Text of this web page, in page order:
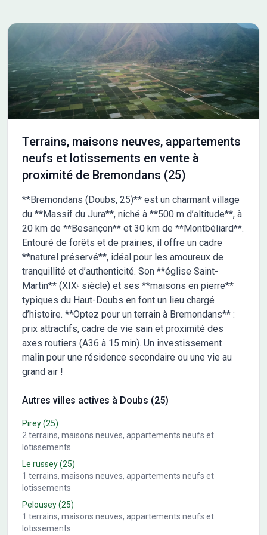
Terrains, maisons neuves, appartements
neufs et lotissements en vente à
proximité de Bremondans (25)
**Bremondans (Doubs, 25)** est un charmant village
du **Massif du Jura**, niché à **500 m d’altitude**, à
20 km de **Besançon** et 30 km de **Montbéliard**.
Entouré de forêts et de prairies, il offre un cadre
**naturel préservé**, idéal pour les amoureux de
tranquillité et d’authenticité. Son **église Saint-
Martin** (XIXᵉ siècle) et ses **maisons en pierre**
typiques du Haut-Doubs en font un lieu chargé
d’histoire. **Optez pour un terrain à Bremondans** :
prix attractifs, cadre de vie sain et proximité des
axes routiers (A36 à 15 min). Un investissement
malin pour une résidence secondaire ou une vie au
grand air !
Autres villes actives à Doubs (25)
Pirey(25)
2 terrains, maisons neuves, appartements neufs et
lotissements
Le russey(25)
1 terrains, maisons neuves, appartements neufs et
lotissements
Pelousey(25)
1 terrains, maisons neuves, appartements neufs et
lotissements